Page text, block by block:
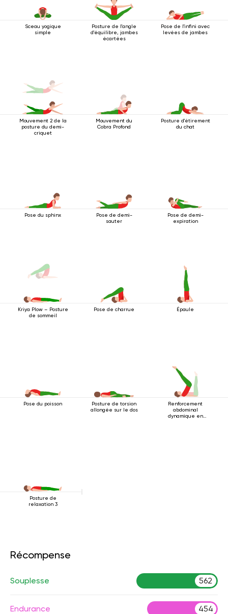
Sceau yogique
simple
Posture de l'angle
d'équilibre, jambes
écartées
Pose de l'infini avec
levées de jambes
Mouvement 2 de la
posture du demi-
criquet
Mouvement du
Cobra Profond
Posture d'étirement
du chat
Pose du sphinx
Pose de demi-
sauter
Pose de demi-
expiration
Kriya Plow – Posture
de sommeil
Pose de charrue Épaule
Pose du poisson
Posture de torsion
allongée sur le dos
Renforcement
abdominal
dynamique en
Posture de
relaxation 3
Récompense
Souplesse 562
Endurance 454